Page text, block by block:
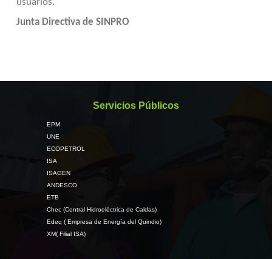
usuarios.
Junta Directiva de SINPRO
Servicios Públicos
EPM
UNE
ECOPETROL
ISA
ISAGEN
ANDESCO
ETB
Chec (Central Hidroeléctrica de Caldas)
Edeq ( Empresa de Energía del Quindio)
XM( Filial ISA)